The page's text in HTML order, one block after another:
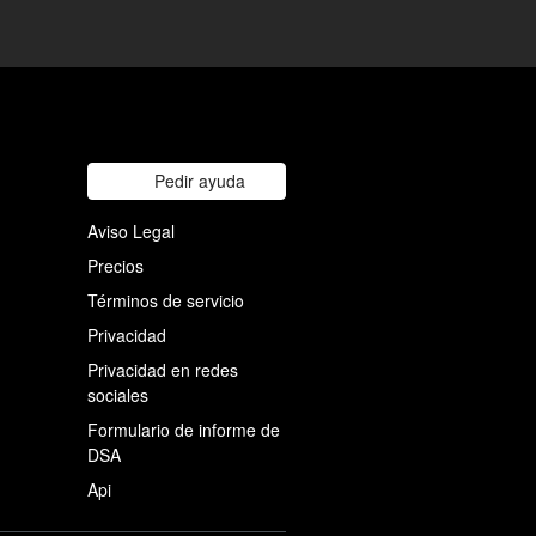
Pedir ayuda
Aviso Legal
Precios
Términos de servicio
Privacidad
Privacidad en redes
sociales
Formulario de informe de
DSA
Api